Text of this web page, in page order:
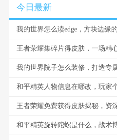
今日最新
我的世界怎么读edge，方块边缘
王者荣耀集碎片得皮肤，一场精
我的世界院子怎么装修，打造专
和平精英人物信息在哪改，玩家
王者荣耀免费获得皮肤揭秘，资